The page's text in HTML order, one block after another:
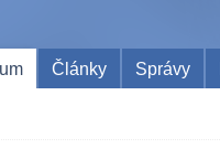
Články Správy